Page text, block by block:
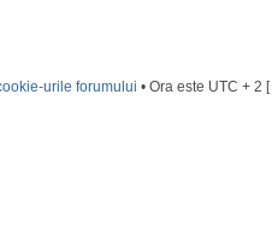
urile forumului • Ora este UTC + 2 [